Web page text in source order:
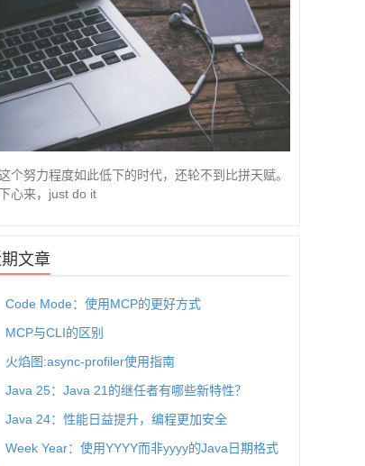
个努力程度如此低下的时代，还轮不到比拼天赋。
心来，just do it
文章
Code Mode：使用MCP的更好方式
MCP与CLI的区别
火焰图:async-profiler使用指南
Java 25：Java 21的继任者有哪些新特性？
Java 24：性能日益提升，编程更加安全
Week Year：使用YYYY而非yyyy的Java日期格式